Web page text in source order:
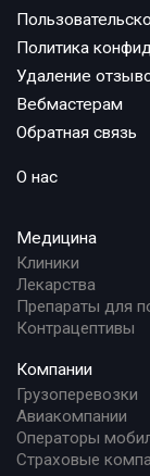
Политика
Удаление
Вебмастерам
Обратная связь
О нас
Медицина
Клиники
Лекарства
Препараты для
Контрацептивы
Компании
Грузоперевозки
Авиакомпании
Операторы
Страховые